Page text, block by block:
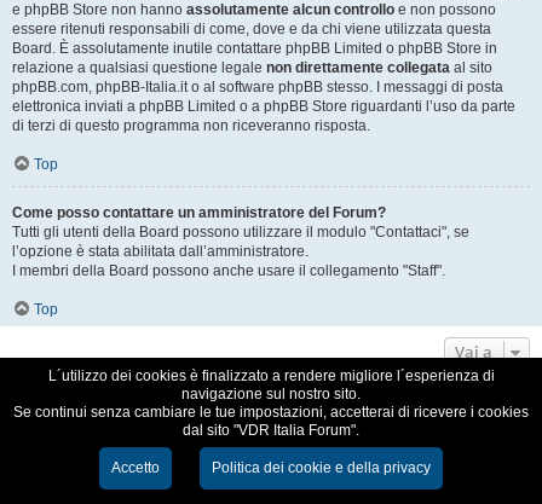
e phpBB Store non hanno assolutamente alcun controllo e non possono
essere ritenuti responsabili di come, dove e da chi viene utilizzata questa
Board. È assolutamente inutile contattare phpBB Limited o phpBB Store in
relazione a qualsiasi questione legale non direttamente collegata al sito
phpBB.com, phpBB-Italia.it o al software phpBB stesso. I messaggi di posta
elettronica inviati a phpBB Limited o a phpBB Store riguardanti l’uso da parte
di terzi di questo programma non riceveranno risposta.
Top
Come posso contattare un amministratore del Forum?
Tutti gli utenti della Board possono utilizzare il modulo "Contattaci", se
l’opzione è stata abilitata dall’amministratore.
I membri della Board possono anche usare il collegamento "Staff".
Top
Vai a
VDR Italia, comunità italiana utilizzatori VDR
Traduzione Italiana phpBB-Italia.it
Cookie e Privacy
L´utilizzo dei cookies è finalizzato a rendere migliore l´esperienza di
navigazione sul nostro sito.
Se continui senza cambiare le tue impostazioni, accetterai di ricevere i cookies
dal sito "VDR Italia Forum".
Accetto Politica dei cookie e della privacy